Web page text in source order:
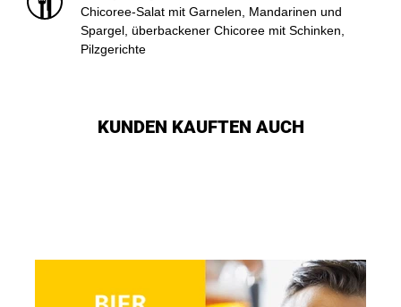
Chicoree-Salat mit Garnelen, Mandarinen und
Spargel, überbackener Chicoree mit Schinken,
Pilzgerichte
KUNDEN KAUFTEN AUCH